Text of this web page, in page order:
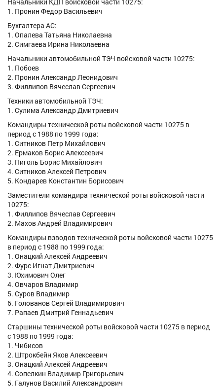
1. Пронин Федор Васильевич
Бухгалтера АС:
1. Опалева Татьяна Николаевна
2. Симгаева Ирина Николаевна
Начальники автомобильной ТЭЧ войсковой части 10275:
1. Побоев
2. Пронин Александр Леонидович
3. Филлипов Вячеслав Сергеевич
Техники автомобильной ТЭЧ:
1. Сулима Александр Дмитриевич
Командиры технической роты войсковой части 10275 в
период с 1988 по 1999 года:
1. Ситников Петр Михайлович
2. Ермаков Борис Алексеевич
3. Пиголь Борис Михайлович
4. Ситников Алексей Петрович
5. Кондарев Константин Борисович
Заместители командира технической роты войсковой части
10275:
1. Филлипов Вячеслав Сергеевич
2. Махов Андрей Владимирович
Командиры взводов технической роты войсковой части 10275
в период с 1988 по 1999 года:
1. Онацкий Алексей Андреевич
2. Фурс Игнат Дмитриевич
3. Юхимович Олег
4. Овчаров Владимир
5. Суров Владимир
6. Голованов Сергей Владимирович
7. Рапаев Дмитрий Геннадьевич
Старшины технической роты войсковой части 10275 в период
с 1988 по 1999 года:
1. Чибисов
2. Штрокбейн Яков Алексеевич
3. Онацкий Алексей Андреевич
4. Сопелкин Владимир Григорьевич
5. Галунов Василий Александрович